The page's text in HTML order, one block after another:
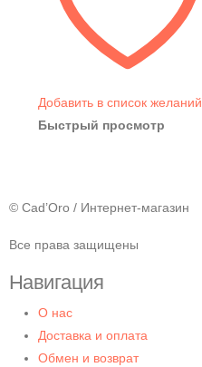
Добавить в список желаний
Быстрый просмотр
© Cad’Oro / Интернет-магазин
Все права защищены
Навигация
О нас
Доставка и оплата
Обмен и возврат